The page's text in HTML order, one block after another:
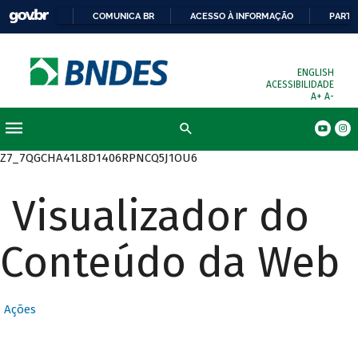
COMUNICA BR ACESSO À INFORMAÇÃO
ENGLISH
ACESSIBILIDADE
A+ A-
Z7_7QGCHA41L8D1406RPNCQ5J1OU6
Visualizador do
Conteúdo da Web
Ações